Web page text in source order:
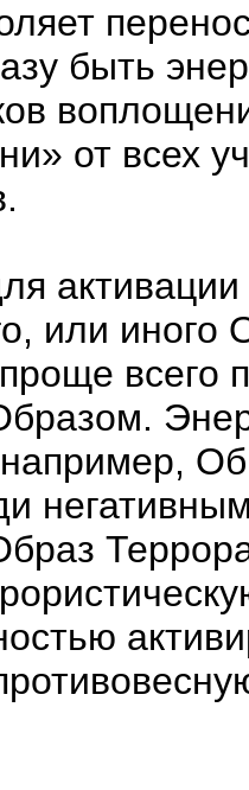
быть
от всех
или иного
всего